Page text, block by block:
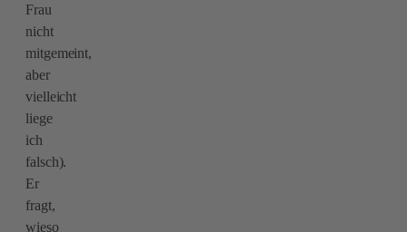
Frau
nicht
mitgemeint,
aber
vielleicht
liege
ich
falsch).
Er
fragt,
wieso